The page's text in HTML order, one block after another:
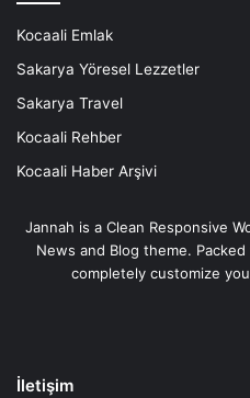
Kocaali Emlak
Sakarya Yöresel Lezzetler
Sakarya Travel
Kocaali Rehber
Kocaali Haber Arşivi
Jannah is a Clean Responsive
News and Blog theme.
completely customize
İletişim